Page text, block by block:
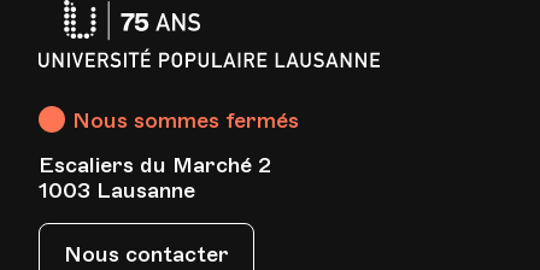
Nous sommes fermés
Escaliers du Marché 2
1003 Lausanne
Nous contacter